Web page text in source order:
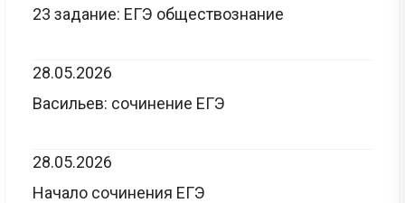
23 задание: ЕГЭ обществознание
28.05.2026
Васильев: сочинение ЕГЭ
28.05.2026
Начало сочинения ЕГЭ